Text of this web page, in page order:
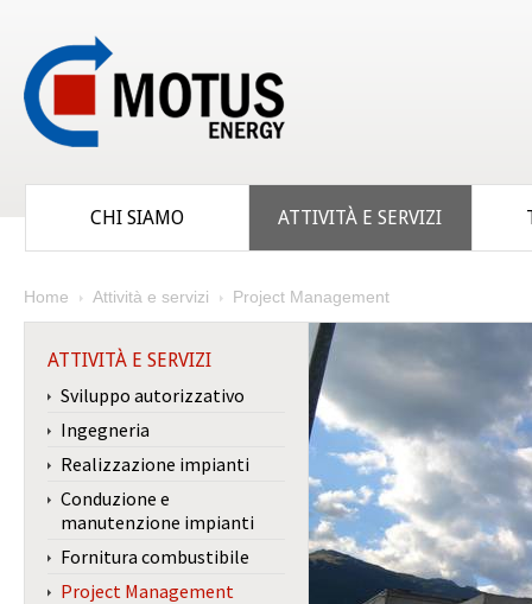
CHI SIAMO ATTIVITÀ E SERVIZI
Home Attività e servizi Project Management
ATTIVITÀ E SERVIZI
Sviluppo autorizzativo
Ingegneria
Realizzazione impianti
Conduzione e
manutenzione impianti
Fornitura combustibile
Project Management